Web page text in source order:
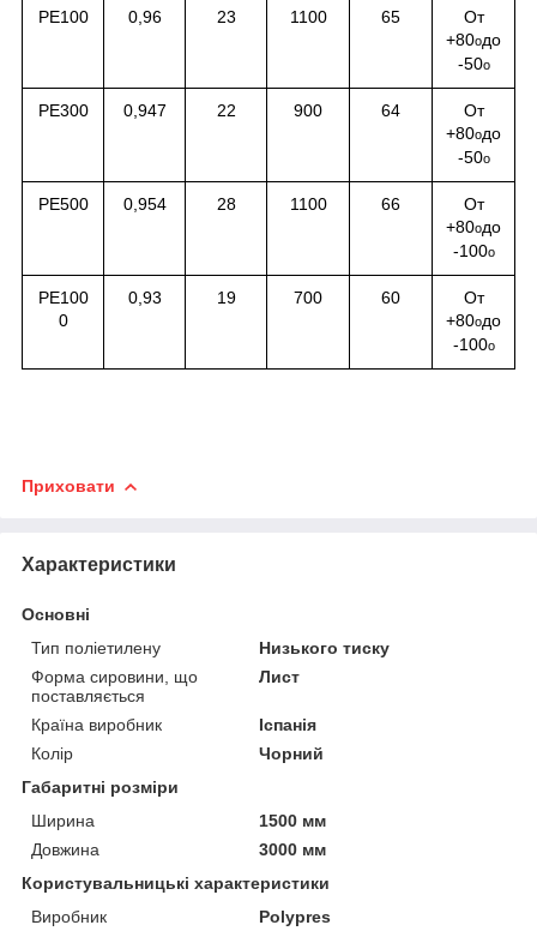
РЕ100 0,96 23 1100 65
От
+80одо
-50о
РЕ300 0,947 22 900 64
От
+80одо
-50о
РЕ500 0,954 28 1100 66
От
+80одо
-100о
РЕ100
0
0,93 19 700 60
От
+80одо
-100о
Приховати
Характеристики
Основні
Тип поліетилену
Низького тиску
Форма сировини, що
поставляється
Лист
Країна виробник
Іспанія
Колір
Чорний
Габаритні розміри
Ширина
1500 мм
Довжина
3000 мм
Користувальницькі характеристики
Виробник
Polypres